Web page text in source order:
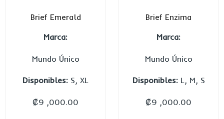
Brief Emerald
Marca:
Mundo Único
Disponibles: S, XL
₡9 ,000.00
Brief Enzima
Marca:
Mundo Único
Disponibles:L, M, S
₡9 ,000.00